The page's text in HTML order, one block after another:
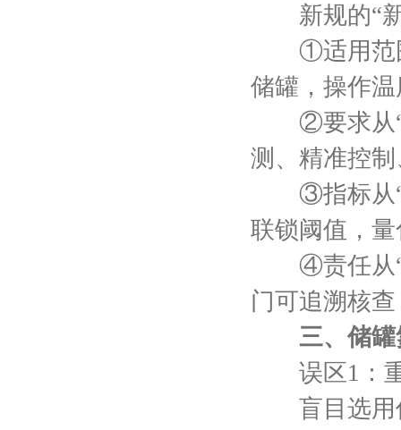
新规的“新
①适用范围
储罐，操作
②要求从“
测、精准控
③指标从“
联锁阈值，
④责任从“
门可追溯核
三、储
误区1：重
盲目选用低